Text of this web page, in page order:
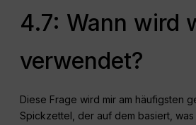
4.7: Wann wird
verwendet?
Diese Frage wird mir am häufigsten
Spickzettel, der auf dem basiert,